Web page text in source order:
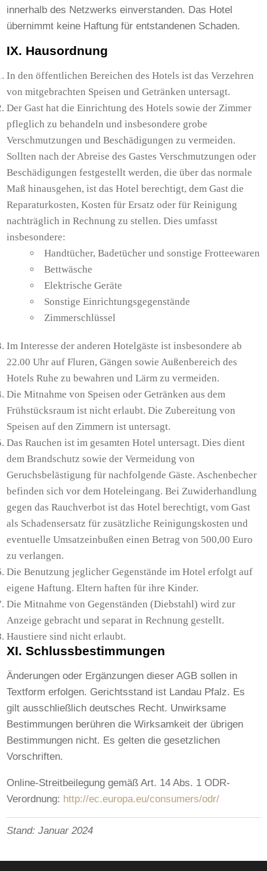
innerhalb des Netzwerks einverstanden. Das Hotel
übernimmt keine Haftung für entstandenen Schaden.
IX. Hausordnung
In den öffentlichen Bereichen des Hotels ist das Verzehren
von mitgebrachten Speisen und Getränken untersagt.
Der Gast hat die Einrichtung des Hotels sowie der Zimmer
pfleglich zu behandeln und insbesondere grobe
Verschmutzungen und Beschädigungen zu vermeiden.
Sollten nach der Abreise des Gastes Verschmutzungen oder
Beschädigungen festgestellt werden, die über das normale
Maß hinausgehen, ist das Hotel berechtigt, dem Gast die
Reparaturkosten, Kosten für Ersatz oder für Reinigung
nachträglich in Rechnung zu stellen. Dies umfasst
insbesondere:
Handtücher, Badetücher und sonstige Frotteewaren
Bettwäsche
Elektrische Geräte
Sonstige Einrichtungsgegenstände
Zimmerschlüssel
Im Interesse der anderen Hotelgäste ist insbesondere ab
22.00 Uhr auf Fluren, Gängen sowie Außenbereich des
Hotels Ruhe zu bewahren und Lärm zu vermeiden.
Die Mitnahme von Speisen oder Getränken aus dem
Frühstücksraum ist nicht erlaubt. Die Zubereitung von
Speisen auf den Zimmern ist untersagt.
Das Rauchen ist im gesamten Hotel untersagt. Dies dient
dem Brandschutz sowie der Vermeidung von
Geruchsbelästigung für nachfolgende Gäste. Aschenbecher
befinden sich vor dem Hoteleingang. Bei Zuwiderhandlung
gegen das Rauchverbot ist das Hotel berechtigt, vom Gast
als Schadensersatz für zusätzliche Reinigungskosten und
eventuelle Umsatzeinbußen einen Betrag von 500,00 Euro
zu verlangen.
Die Benutzung jeglicher Gegenstände im Hotel erfolgt auf
eigene Haftung. Eltern haften für ihre Kinder.
Die Mitnahme von Gegenständen (Diebstahl) wird zur
Anzeige gebracht und separat in Rechnung gestellt.
Haustiere sind nicht erlaubt.
XI. Schlussbestimmungen
Änderungen oder Ergänzungen dieser AGB sollen in
Textform erfolgen. Gerichtsstand ist Landau Pfalz. Es
gilt ausschließlich deutsches Recht. Unwirksame
Bestimmungen berühren die Wirksamkeit der übrigen
Bestimmungen nicht. Es gelten die gesetzlichen
Vorschriften.
Online-Streitbeilegung gemäß Art. 14 Abs. 1 ODR-
Verordnung: http://ec.europa.eu/consumers/odr/
Stand: Januar 2024